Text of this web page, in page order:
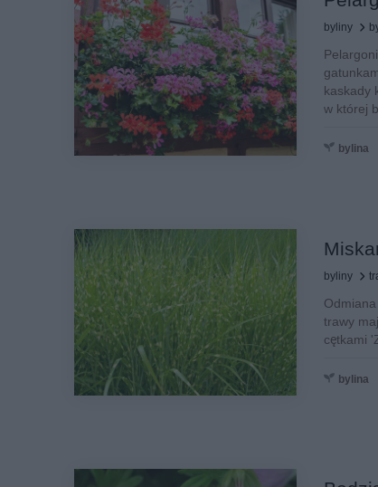
byliny
kaskady
w której
bylina
byliny
trawy
cętkami
bylina